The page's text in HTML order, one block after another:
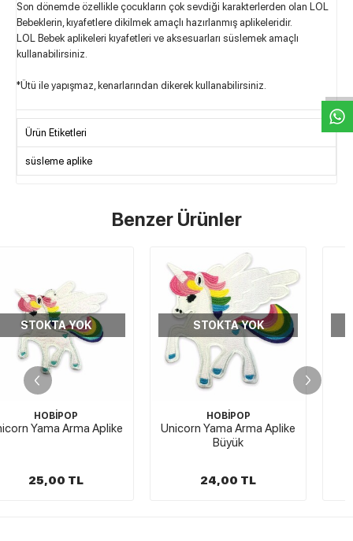
Son dönemde özellikle çocukların çok sevdiği karakterlerden olan LOL
Bebeklerin, kıyafetlere dikilmek amaçlı hazırlanmış aplikeleridir.
LOL Bebek aplikeleri kıyafetleri ve aksesuarları süslemek amaçlı
kullanabilirsiniz.
*Ütü ile yapışmaz, kenarlarından dikerek kullanabilirsiniz.
Ürün Etiketleri
süsleme aplike
Benzer Ürünler
STOKTA YOK
Unicorn Yama Arma Aplike
24,00 TL
STOKTA YOK
Lol Bebek Aplike 15
21,00 TL